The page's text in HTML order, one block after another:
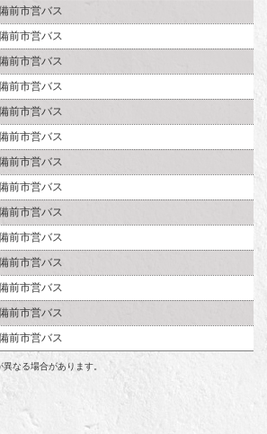
前市営バス
前市営バス
前市営バス
前市営バス
前市営バス
前市営バス
前市営バス
前市営バス
前市営バス
前市営バス
前市営バス
前市営バス
前市営バス
前市営バス
なる場合があります。